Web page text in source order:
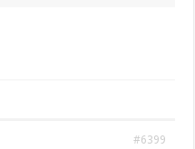
#6399